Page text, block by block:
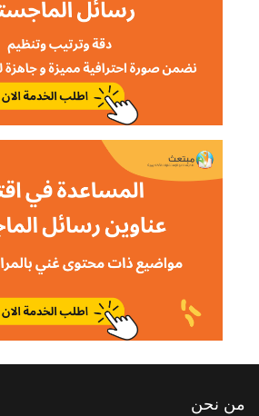
من نحن